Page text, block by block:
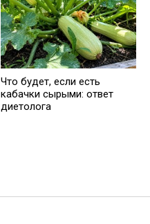
Что будет, если есть
кабачки сырыми: ответ
диетолога